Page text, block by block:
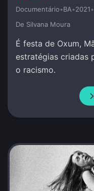
Documentário•BA•2021•
De Silvana Moura
É festa de Oxum,
estratégias criadas
o racismo.